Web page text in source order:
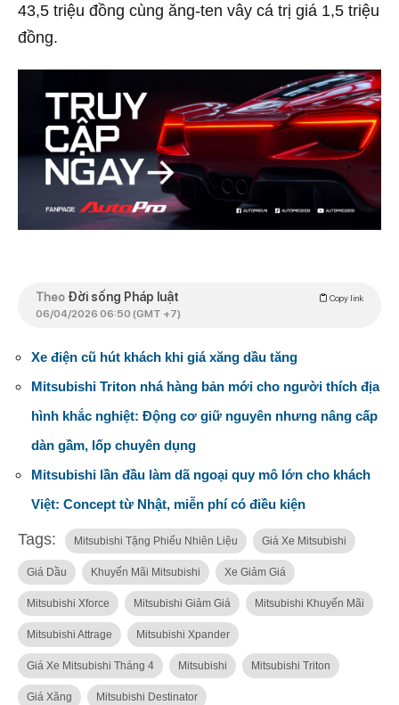
43,5 triệu đồng cùng ăng-ten vây cá trị giá 1,5 triệu
đồng.
Theo Đời sống Pháp luật Copy link
06/04/2026 06:50 (GMT +7)
Xe điện cũ hút khách khi giá xăng dầu tăng
Mitsubishi Triton nhá hàng bản mới cho người thích địa
hình khắc nghiệt: Động cơ giữ nguyên nhưng nâng cấp
dàn gầm, lốp chuyên dụng
Mitsubishi lần đầu làm dã ngoại quy mô lớn cho khách
Việt: Concept từ Nhật, miễn phí có điều kiện
Tags: Mitsubishi Tặng Phiếu Nhiên Liệu Giá Xe Mitsubishi
Giá Dầu Khuyến Mãi Mitsubishi Xe Giảm Giá
Mitsubishi Xforce Mitsubishi Giảm Giá Mitsubishi Khuyến Mãi
Mitsubishi Attrage Mitsubishi Xpander
Giá Xe Mitsubishi Tháng 4 Mitsubishi Mitsubishi Triton
Giá Xăng Mitsubishi Destinator